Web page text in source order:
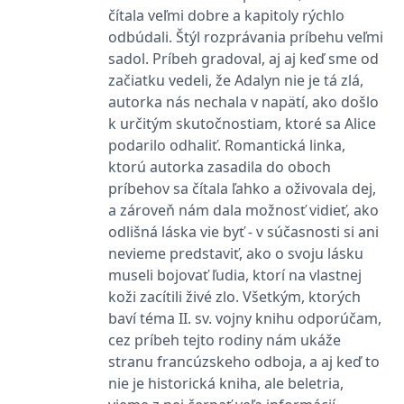
čítala veľmi dobre a kapitoly rýchlo
odbúdali. Štýl rozprávania príbehu veľmi
sadol. Príbeh gradoval, aj aj keď sme od
začiatku vedeli, že Adalyn nie je tá zlá,
autorka nás nechala v napätí, ako došlo
k určitým skutočnostiam, ktoré sa Alice
podarilo odhaliť. Romantická linka,
ktorú autorka zasadila do oboch
príbehov sa čítala ľahko a oživovala dej,
a zároveň nám dala možnosť vidieť, ako
odlišná láska vie byť - v súčasnosti si ani
nevieme predstaviť, ako o svoju lásku
museli bojovať ľudia, ktorí na vlastnej
koži zacítili živé zlo. Všetkým, ktorých
baví téma II. sv. vojny knihu odporúčam,
cez príbeh tejto rodiny nám ukáže
stranu francúzskeho odboja, a aj keď to
nie je historická kniha, ale beletria,
používá k rozlišení
jedinečných uživatelů
přiřazením náhodně
vygenerovaného čísla
jako identifikátoru
klienta. Je součástí
každého požadavku na
stránku na webu a slouží
k výpočtu údajů o
návštěvnících, relacích a
kampaních pro analytické
přehledy webů.
Kentiko
Software LLC
1 rok
1
měsíc
Označuje, zda je
návštěvník nový nebo se
vrací. Používá se ke
sledování statistiky
návštěvníků ve webové
analýze.
Kentiko
Software LLC
www.grada.cz
1 rok
1
měsíc
Ukládá identifikátor GUID
kontaktu souvisejícího s
aktuálním návštěvníkem
webu. Slouží ke
sledování aktivit na
webu.
Microsoft
.bing.com
1 rok
Tento soubor cookie je v
Microsoftu široce
používán jako jedinečný
identifikátor uživatele.
Lze jej nastavit pomocí
vložených skriptů
Microsoft. Široce se věří,
že se synchronizuje s
mnoha různými
doménami společnosti
Microsoft, což umožňuje
sledování uživatelů.
.c.clarity.ms
Zavřením
prohlížeče
Toto je soubor cookie
první strany společnosti
Microsoft MSN, který
používáme k měření
používání webu pro
interní analýzu.
Microsoft
Corporation
.c.clarity.ms
Toto je soubor cookie
první strany společnosti
Microsoft MSN, který
používáme k měření
používání webu pro
interní analýzu.
Adform
.adform.net
1 měsíc 1
den
Zjistěte, zda prohlížeč
uživatele podporuje
soubory cookie.
prohlížeče
_____tempSessionKey_____
www.grada.cz
1 rok 1
měsíc
Microsoft
.bing.com
1 rok
inco_session_temp_browser www.grada.cz
1 hodina
www.grada.cz
1 rok 1
měsíc
_hjSessionUser_3630783
.grada.cz 1 rok